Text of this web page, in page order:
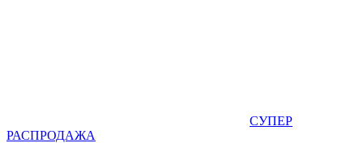
СУПЕР
РАСПРОДАЖА